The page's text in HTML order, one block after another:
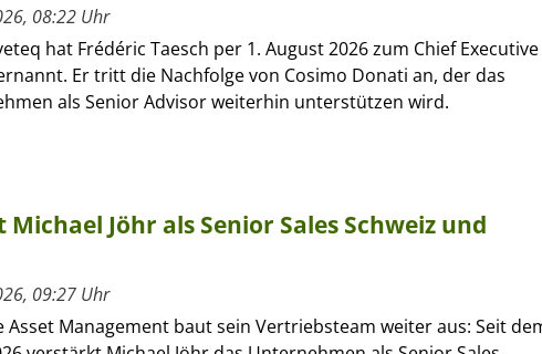
08:22 Uhr
hat Frédéric Taesch per 1. August 2026 zum Chief Executive
Er tritt die Nachfolge von Cosimo Donati an, der das
als Senior Advisor weiterhin unterstützen wird.
Jöhr als Senior Sales Schweiz und
09:27 Uhr
Asset Management baut sein Vertriebsteam weiter aus: Seit